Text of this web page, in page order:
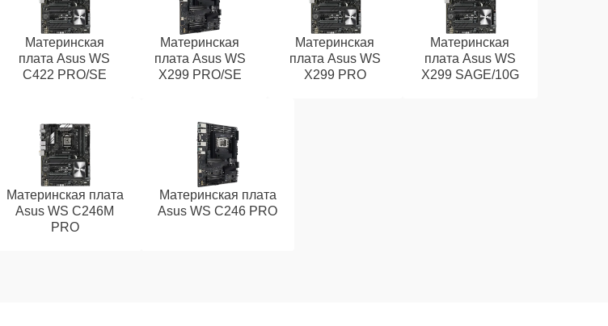
Материнская
плата Asus WS
C422 PRO/SE
Материнская
плата Asus WS
X299 PRO/SE
Материнская
плата Asus WS
X299 PRO
Материнская
плата Asus WS
X299 SAGE/10G
Материнская плата
Asus WS C246M
PRO
Материнская плата
Asus WS C246 PRO